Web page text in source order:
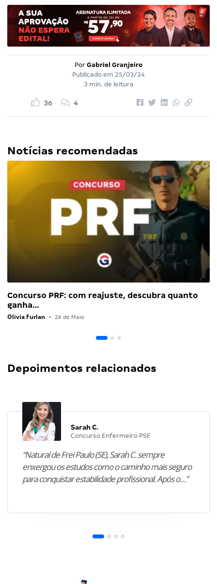
Por Gabriel Granjeiro
Publicado em 25/03/24
3 min. de leitura
36 4
Notícias recomendadas
Concurso PRF: com reajuste, descubra quanto
ganha…
Olivia Furlan • 26 de Maio
Depoimentos relacionados
Sarah C.
Concurso Enfermeiro PSF
“Natural de Frei Paulo (SE), Sarah C. sempre
enxergou os estudos como o caminho mais seguro
para conquistar estabilidade profissional. Após o…”